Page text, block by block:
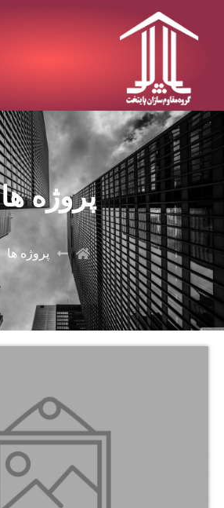
پروژه ها
پروژه ها